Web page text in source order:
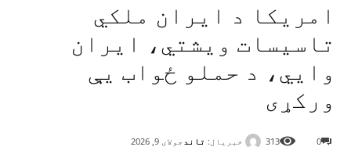
امریکا د ایران ملکي
تاسیسات ویشتي، ایران
وايي، د حملو ځواب یې
ورکړی
خبریال: تاند جولای 9, 2026 0
313